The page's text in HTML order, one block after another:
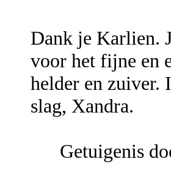
Dank je Karlien.
voor het fijne en
helder en zuiver.
slag, Xandra.
Getuigenis